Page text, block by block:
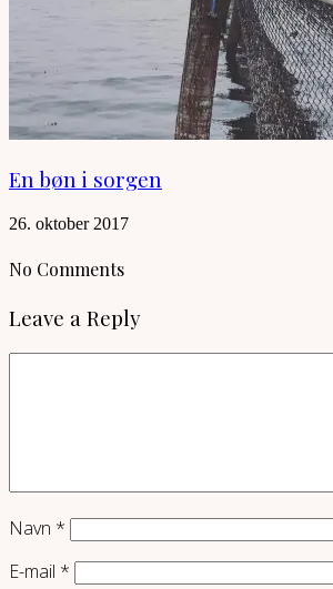
En bøn i sorgen
26. oktober 2017
No Comments
Leave a Reply
Navn *
E-mail *